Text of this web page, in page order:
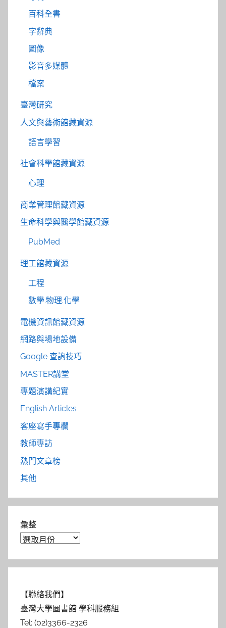
百科全書
字辭典
圖像
影音多媒體
檔案
臺灣研究
人文與藝術館藏資源
語言學習
社會科學館藏資源
心理
商業管理館藏資源
生命科學與醫學館藏資源
PubMed
理工館藏資源
工程
數學.物理.化學
電機資訊館藏資源
網路與場地設備
Google 查詢技巧
MASTER講堂
專題演講紀實
English Articles
客座寫手專欄
教師專訪
熱門文章榜
其他
彙整
【聯絡我們】
臺灣大學圖書館 學科服務組
Tel: (02)3366-2326